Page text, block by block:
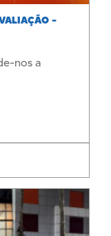
–
nos a